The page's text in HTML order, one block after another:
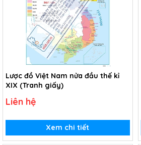
Lược đồ Việt Nam nửa đầu thế kỉ
XIX (Tranh giấy)
Liên hệ
Xem chi tiết